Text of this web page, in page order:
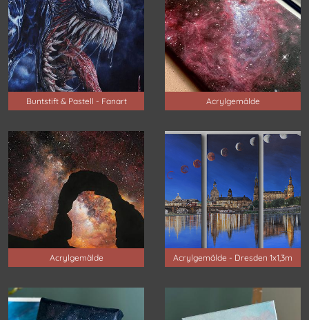
Buntstift & Pastell - Fanart Acrylgemälde
Acrylgemälde Acrylgemälde - Dresden 1x1,3m